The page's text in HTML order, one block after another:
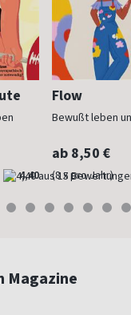
4,40
Flow
Bewußt leben
ab 8,50 €
(8 x pro Jahr)
Magazine